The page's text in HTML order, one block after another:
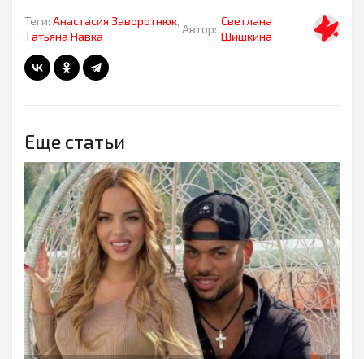
Теги: Анастасия Заворотнюк,
Татьяна Навка
Автор:
Светлана
Шишкина
Еще статьи